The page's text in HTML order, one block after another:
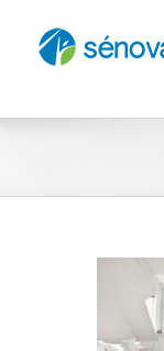
contenu